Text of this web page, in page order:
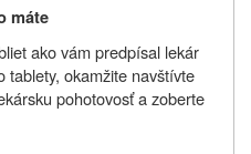
máte
ako vám predpísal lekár
tablety, okamžite navštívte
pohotovosť a zoberte